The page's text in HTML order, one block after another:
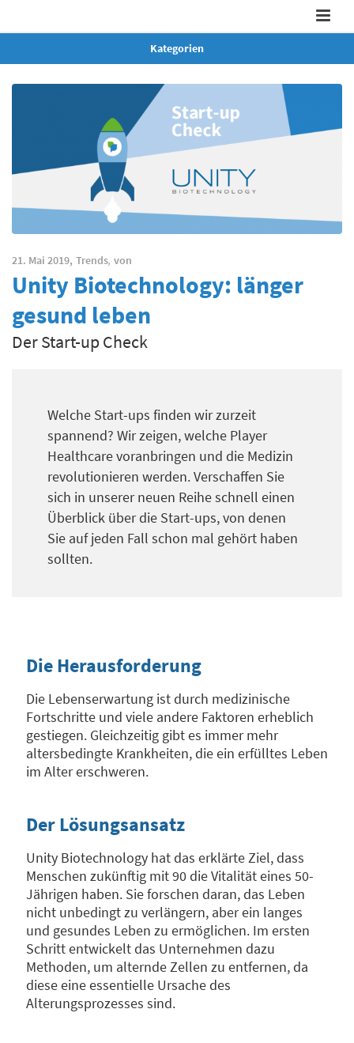
Kategorien
21. Mai 2019, Trends, von
Unity Biotechnology: länger
gesund leben
Der Start-up Check
Welche Start-ups finden wir zurzeit
spannend? Wir zeigen, welche Player
Healthcare voranbringen und die Medizin
revolutionieren werden. Verschaffen Sie
sich in unserer neuen Reihe schnell einen
Überblick über die Start-ups, von denen
Sie auf jeden Fall schon mal gehört haben
sollten.
Die Herausforderung
Die Lebenserwartung ist durch medizinische
Fortschritte und viele andere Faktoren erheblich
gestiegen. Gleichzeitig gibt es immer mehr
altersbedingte Krankheiten, die ein erfülltes Leben
im Alter erschweren.
Der Lösungsansatz
Unity Biotechnology hat das erklärte Ziel, dass
Menschen zukünftig mit 90 die Vitalität eines 50-
Jährigen haben. Sie forschen daran, das Leben
nicht unbedingt zu verlängern, aber ein langes
und gesundes Leben zu ermöglichen. Im ersten
Schritt entwickelt das Unternehmen dazu
Methoden, um alternde Zellen zu entfernen, da
diese eine essentielle Ursache des
Alterungsprozesses sind.